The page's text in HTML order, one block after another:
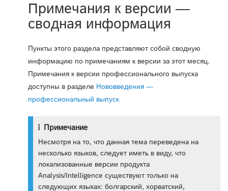
Примечания к версии —
сводная информация
Пункты этого раздела представляют собой сводную
информацию по примечаниям к версии за этот месяц.
Примечания к версии профессионального выпуска
доступны в разделе Нововведения —
профессиональный выпуск
Примечание
Несмотря на то, что данная тема переведена на
несколько языков, следует иметь в виду, что
локализованные версии продукта
Analysis/Intelligence существуют только на
следующих языках: болгарский, хорватский,